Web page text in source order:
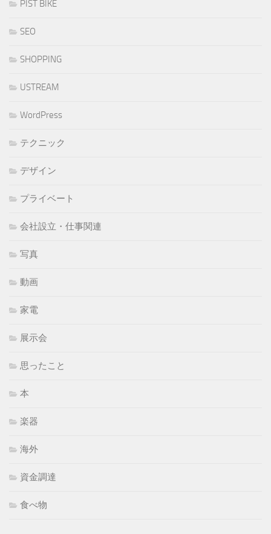
PIST BIKE
SEO
SHOPPING
USTREAM
WordPress
テクニック
デザイン
プライベート
会社設立・仕事関連
写真
動画
家電
展示会
思ったこと
本
楽器
海外
資金調達
食べ物